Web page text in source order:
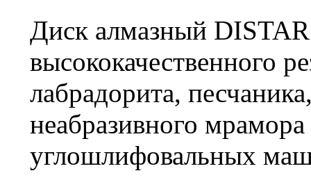
Диск алмазный
высококачественного
лабрадорита,
неабразивного
углошлифовальных